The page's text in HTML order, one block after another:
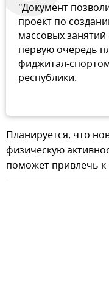
"Документ
проект по
массовых
первую очередь
фиджитал-
республики.
Планируется, что
физическую
поможет привлечь